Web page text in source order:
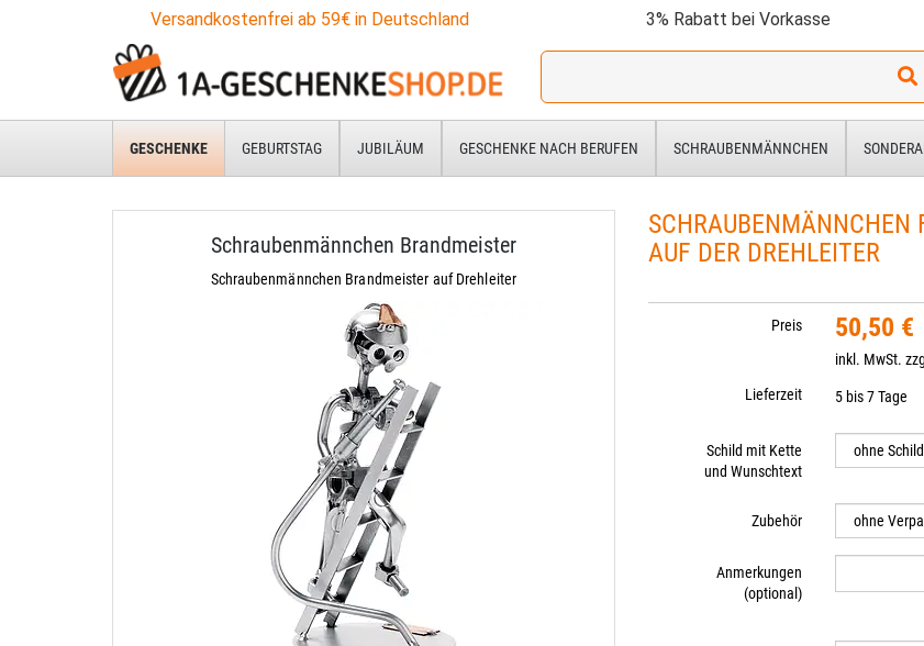
Versandkostenfrei ab 59€ in Deutschland 3% Rabatt bei Vorkasse
Ich
für:
GESCHENKE GEBURTSTAG JUBILÄUM GESCHENKE NACH BERUFEN SCHRAUBENMÄNNCHEN
Schraubenmännchen Brandmeister
Schraubenmännchen Brandmeister auf Drehleiter
SCHRAUBENMÄNNCHEN
AUF DER DREHLEITER
Preis 50,50 €
inkl. MwSt.
Lieferzeit
5 bis 7 Tage
Schild mit Kette
und Wunschtext
Zubehör
Anmerkungen
(optional)